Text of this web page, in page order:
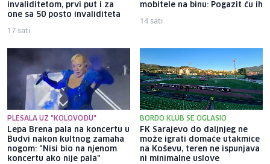
invaliditetom, prvi put i za
one sa 50 posto invaliditeta
17 sati
mobitele na binu: Pogazit ću ih
14 sati
PLESALA UZ "KOLOVOĐU"
Lepa Brena pala na koncertu u
Budvi nakon kultnog zamaha
nogom: "Nisi bio na njenom
koncertu ako nije pala"
BORDO KLUB SE OGLASIO
FK Sarajevo do daljnjeg ne
može igrati domaće utakmice
na Koševu, teren ne ispunjava
ni minimalne uslove